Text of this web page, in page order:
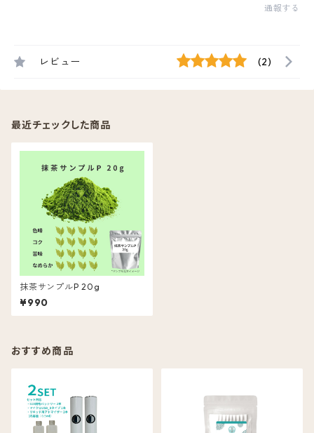
通報する
レビュー (2)
最近チェックした商品
抹茶サンプルP 20g
¥990
おすすめ商品